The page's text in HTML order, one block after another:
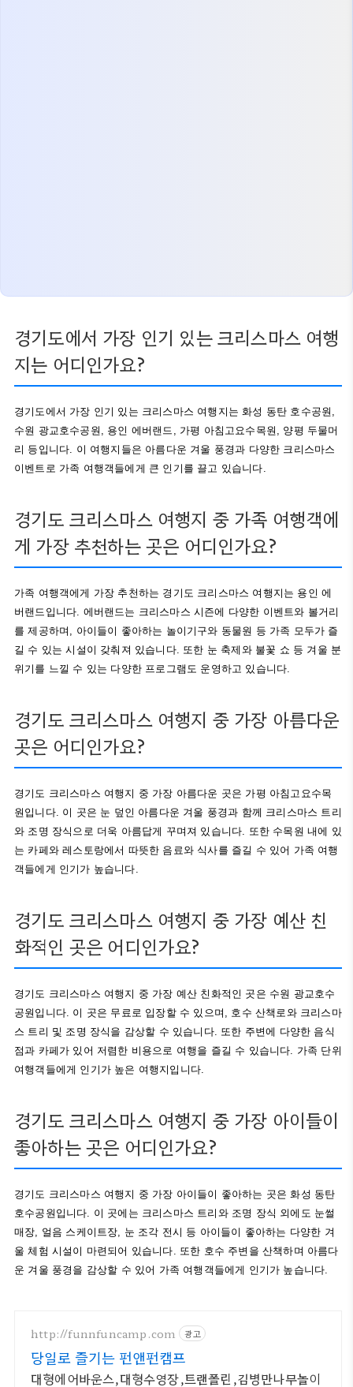
경기도에서 가장 인기 있는 크리스마스 여행
지는 어디인가요?
경기도에서 가장 인기 있는 크리스마스 여행지는 화성 동탄 호수공원,
수원 광교호수공원, 용인 에버랜드, 가평 아침고요수목원, 양평 두물머
리 등입니다. 이 여행지들은 아름다운 겨울 풍경과 다양한 크리스마스
이벤트로 가족 여행객들에게 큰 인기를 끌고 있습니다.
경기도 크리스마스 여행지 중 가족 여행객에
게 가장 추천하는 곳은 어디인가요?
가족 여행객에게 가장 추천하는 경기도 크리스마스 여행지는 용인 에
버랜드입니다. 에버랜드는 크리스마스 시즌에 다양한 이벤트와 볼거리
를 제공하며, 아이들이 좋아하는 놀이기구와 동물원 등 가족 모두가 즐
길 수 있는 시설이 갖춰져 있습니다. 또한 눈 축제와 불꽃 쇼 등 겨울 분
위기를 느낄 수 있는 다양한 프로그램도 운영하고 있습니다.
경기도 크리스마스 여행지 중 가장 아름다운
곳은 어디인가요?
경기도 크리스마스 여행지 중 가장 아름다운 곳은 가평 아침고요수목
원입니다. 이 곳은 눈 덮인 아름다운 겨울 풍경과 함께 크리스마스 트리
와 조명 장식으로 더욱 아름답게 꾸며져 있습니다. 또한 수목원 내에 있
는 카페와 레스토랑에서 따뜻한 음료와 식사를 즐길 수 있어 가족 여행
객들에게 인기가 높습니다.
경기도 크리스마스 여행지 중 가장 예산 친
화적인 곳은 어디인가요?
경기도 크리스마스 여행지 중 가장 예산 친화적인 곳은 수원 광교호수
공원입니다. 이 곳은 무료로 입장할 수 있으며, 호수 산책로와 크리스마
스 트리 및 조명 장식을 감상할 수 있습니다. 또한 주변에 다양한 음식
점과 카페가 있어 저렴한 비용으로 여행을 즐길 수 있습니다. 가족 단위
여행객들에게 인기가 높은 여행지입니다.
경기도 크리스마스 여행지 중 가장 아이들이
좋아하는 곳은 어디인가요?
경기도 크리스마스 여행지 중 가장 아이들이 좋아하는 곳은 화성 동탄
호수공원입니다. 이 곳에는 크리스마스 트리와 조명 장식 외에도 눈썰
매장, 얼음 스케이트장, 눈 조각 전시 등 아이들이 좋아하는 다양한 겨
울 체험 시설이 마련되어 있습니다. 또한 호수 주변을 산책하며 아름다
운 겨울 풍경을 감상할 수 있어 가족 여행객들에게 인기가 높습니다.
http://funnfuncamp.com 광고
당일로 즐기는 펀앤펀캠프
대형에어바운스,대형수영장,트랜폴린,김병만나무놀이